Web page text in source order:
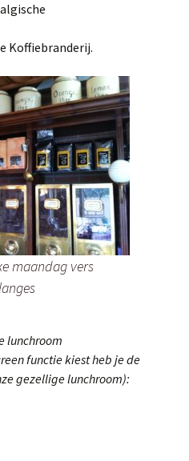
Koffiebranderij.
maandag vers
lunchroom
functie kiest heb je de
gezellige lunchroom):